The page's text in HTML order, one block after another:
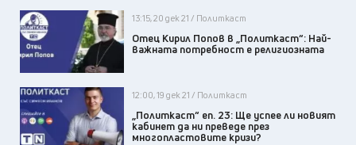
13:15, 20 дек 21 / Политкаст
Отец Кирил Попов в „Политкаст“: Най-
важната потребност е религиозната
12:00, 19 дек 21 / Политкаст
„Политкаст“ еп. 23: Ще успее ли новият
кабинет да ни преведе през
многопластовите кризи?